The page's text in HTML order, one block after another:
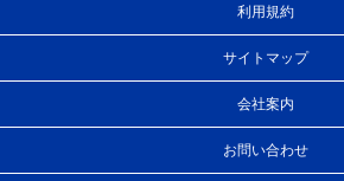
利用規約
サイトマップ
会社案内
お問い合わせ